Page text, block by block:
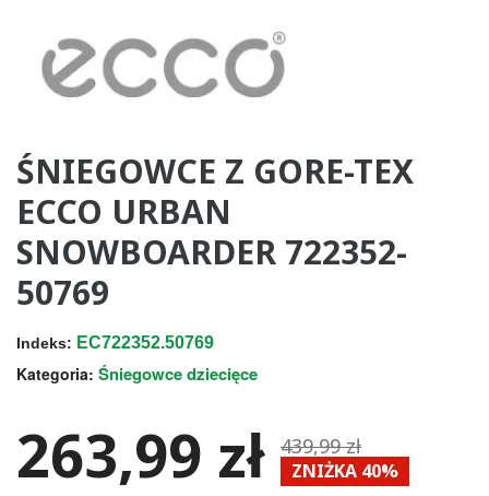
ŚNIEGOWCE Z GORE-TEX
ECCO URBAN
SNOWBOARDER 722352-
50769
Indeks: EC722352.50769
Kategoria: Śniegowce dziecięce
263,99 zł 439,99 zł
ZNIŻKA 40%